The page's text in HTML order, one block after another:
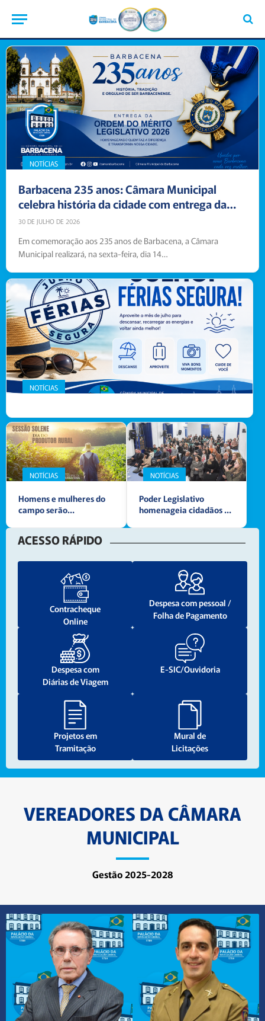
NOTÍCIAS
Barbacena 235 anos: Câmara Municipal
celebra história da cidade com entrega da
Ordem do Mérito Legislativo
30 DE JULHO DE 2026
Em comemoração aos 235 anos de Barbacena, a Câmara
Municipal realizará, na sexta-feira, dia 14…
NOTÍCIAS
NOTÍCIAS
Homens e mulheres do
campo serão
Sessão Solene da
Câmara Municipal
NOTÍCIAS
Poder Legislativo
homenageia cidadãos e
em Sessão Solene
ACESSO RÁPIDO
Contracheque
Online
Despesa com pessoal /
Folha de Pagamento
Despesa com
Diárias de Viagem
E-SIC/Ouvidoria
Projetos em
Tramitação
Mural de
Licitações
VEREADORES DA CÂMARA
MUNICIPAL
Gestão 2025-2028